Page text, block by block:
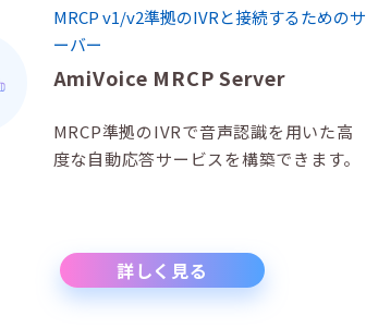
MRCP v1/v2準拠のIVRと接続するためのサ
ーバー
AmiVoice MRCP Server
MRCP準拠のIVRで音声認識を用いた高
度な自動応答サービスを構築できます。
詳しく見る